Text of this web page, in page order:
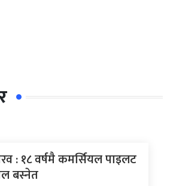
: १८ वर्षमै कमर्सियल पाइलट
बस्नेत